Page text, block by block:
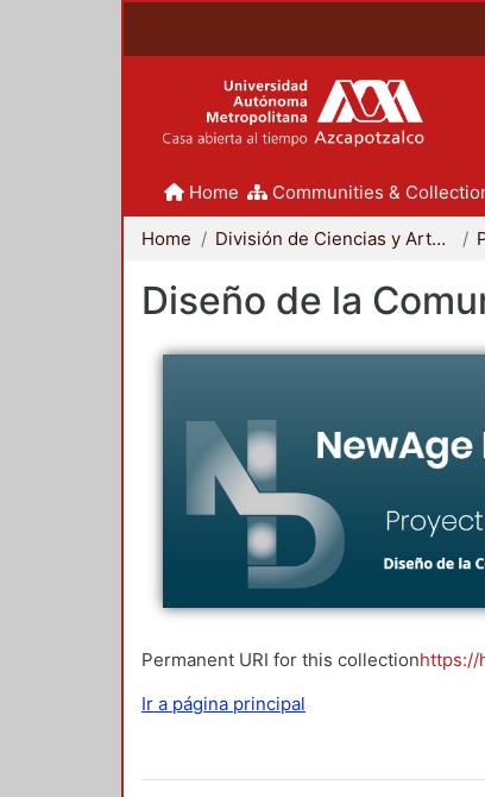
Home Communities &
Home División de Ciencias y Artes para el Diseño
Diseño de la
Permanent URI for this collectionhttps://
Ir a página principal